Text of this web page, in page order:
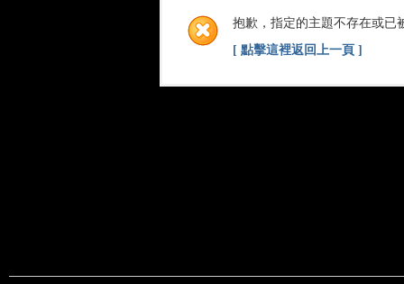
抱歉，指定的主題不存在或已
[ 點擊這裡返回上一頁 ]